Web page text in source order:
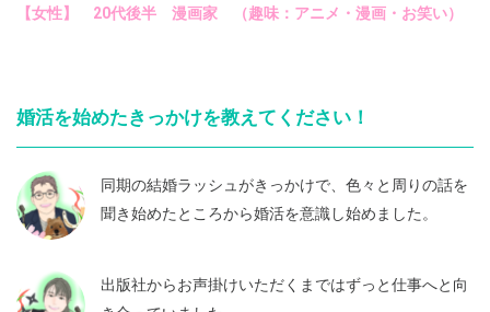
【女性】 20代後半 漫画家 （趣味：アニメ・漫画・お笑い）
婚活を始めたきっかけを教えてください！
同期の結婚ラッシュがきっかけで、色々と周りの話を
聞き始めたところから婚活を意識し始めました。
出版社からお声掛けいただくまではずっと仕事へと向